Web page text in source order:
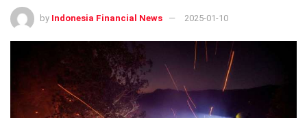
by Indonesia Financial News 2025-01-10